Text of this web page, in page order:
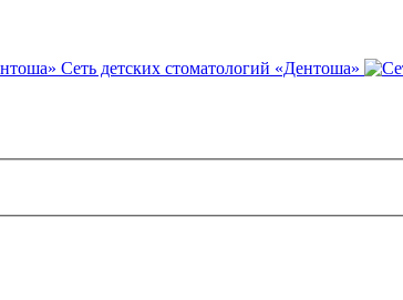
Сеть детских стоматологий «Дентоша»